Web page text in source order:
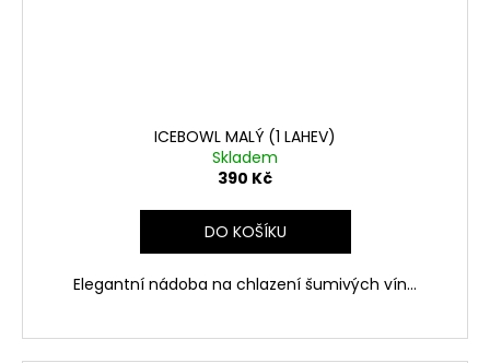
ICEBOWL MALÝ (1 LAHEV)
Skladem
390 Kč
DO KOŠÍKU
Elegantní nádoba na chlazení šumivých vín...